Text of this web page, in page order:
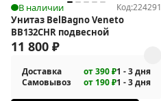
В наличии Код:224291
Унитаз BelBagno Veneto
BB132CHR подвесной
11 800 ₽
Доставка от 390 ₽1 - 3 дня
Самовывоз
от 190 ₽1 - 3 дня